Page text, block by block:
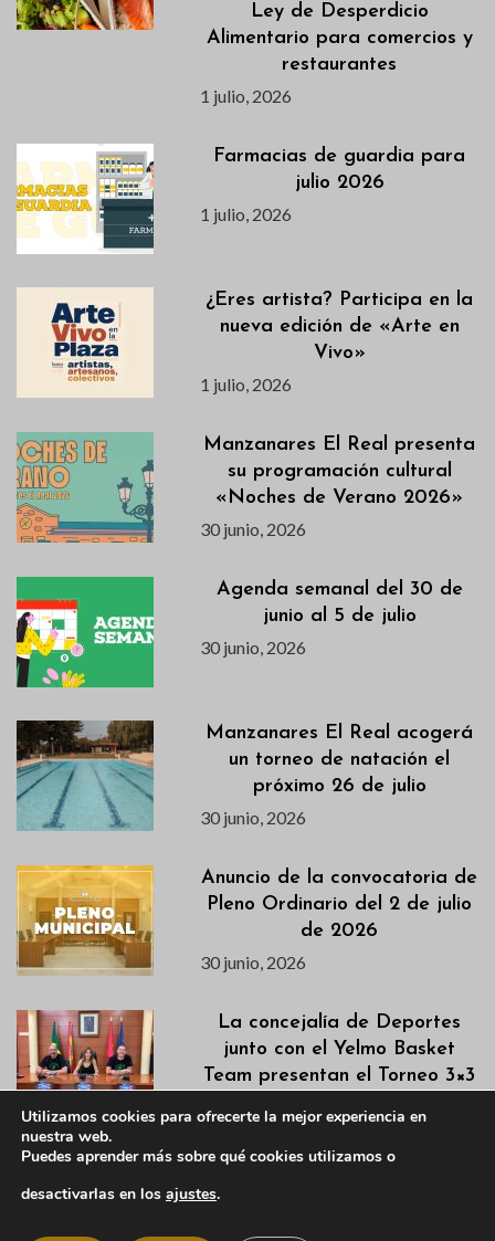
Ley de Desperdicio
Alimentario para comercios y
restaurantes
1 julio, 2026
Farmacias de guardia para
julio 2026
1 julio, 2026
¿Eres artista? Participa en la
nueva edición de «Arte en
Vivo»
1 julio, 2026
Manzanares El Real presenta
su programación cultural
«Noches de Verano 2026»
30 junio, 2026
Agenda semanal del 30 de
junio al 5 de julio
30 junio, 2026
Manzanares El Real acogerá
un torneo de natación el
próximo 26 de julio
30 junio, 2026
Anuncio de la convocatoria de
Pleno Ordinario del 2 de julio
de 2026
30 junio, 2026
La concejalía de Deportes
junto con el Yelmo Basket
Team presentan el Torneo 3×3
Manzanares El Real regulará
Utilizamos cookies para ofrecerte la mejor experiencia en
nuestra web.
Puedes aprender más sobre qué cookies utilizamos o
desactivarlas en los ajustes.